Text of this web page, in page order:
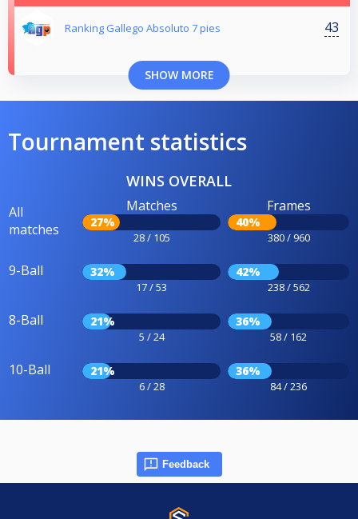
Ranking Gallego Absoluto 7 pies 43
SHOW MORE
Tournament statistics
WINS OVERALL
All
matches
Matches
27%
28 / 105
Frames
40%
380 / 960
9-Ball 32%
17 / 53
42%
238 / 562
8-Ball 21%
5 / 24
36%
58 / 162
10-Ball 21%
6 / 28
36%
84 / 236
Feedback